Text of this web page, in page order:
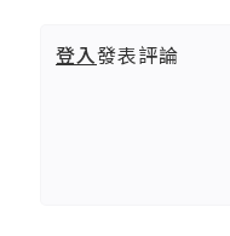
登入發表評論